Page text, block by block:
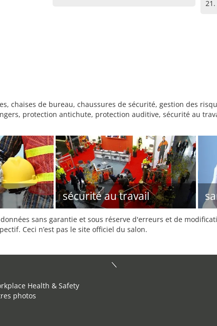
chaises de bureau, chaussures de sécurité, gestion des
protection antichute, protection auditive, sécurité au
sécurité au travail
sans garantie et sous réserve d'erreurs et de
Ceci n’est pas le site officiel du salon.
Health & Safety
photos